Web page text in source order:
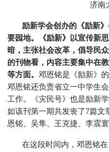
济南
励新学会创办的《励新
要园地。《励新》以宣传新
暗，主张社会改革，倡导民
的刊物看，内容主要集中在
等方面。 邓恩铭是《励新》
邓恩铭还负责省立一中学生
工作。《灾民号》也是励新
如该刊第一期共发丧了7篇文
恩铭、吴隼、王克捷、李震寰
在这段时间内，邓恩铭